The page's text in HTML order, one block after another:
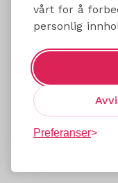
vårt for å
personlig
Preferanser